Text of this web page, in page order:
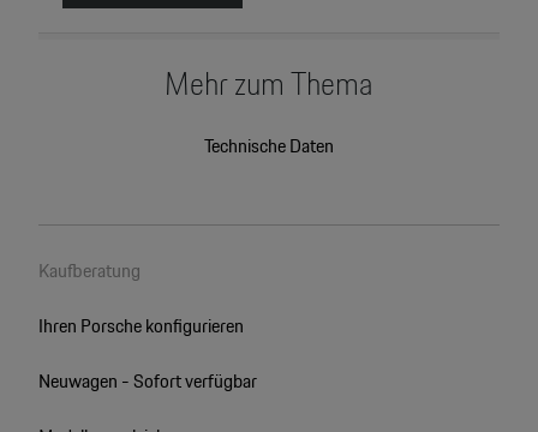
Mehr zum Thema
Technische Daten
Kaufberatung
Ihren Porsche konfigurieren
Neuwagen - Sofort verfügbar